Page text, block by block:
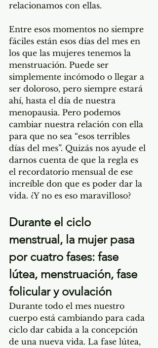
relacionamos con ellas.
Entre esos momentos no siempre
fáciles están esos días del mes en
los que las mujeres tenemos la
menstruación. Puede ser
simplemente incómodo o llegar a
ser doloroso, pero siempre estará
ahí, hasta el día de nuestra
menopausia. Pero podemos
cambiar nuestra relación con ella
para que no sea “esos terribles
días del mes”. Quizás nos ayude el
darnos cuenta de que la regla es
el recordatorio mensual de ese
increíble don que es poder dar la
vida. ¿Y no es eso maraviIloso?
Durante el ciclo
menstrual, la mujer pasa
por cuatro fases: fase
lútea, menstruación, fase
folicular y ovulación
Durante todo el mes nuestro
cuerpo está cambiando para cada
ciclo dar cabida a la concepción
de una nueva vida. La fase lútea,